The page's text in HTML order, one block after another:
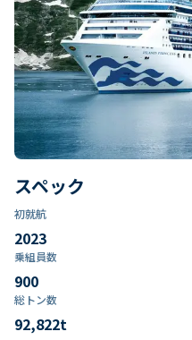
スペック
初就航
2023
乗組員数​
900
総トン数​
92,822t